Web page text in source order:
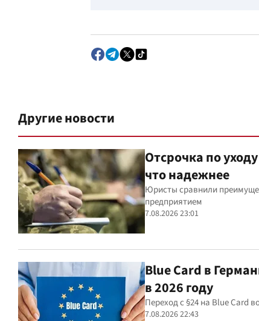
Другие новости
Отсрочка по
что надежнее
Юристы сравнили
предприятием
7.08.2026 23:01
Blue Card в
в 2026 году
Переход с §24 на Blue Card
7.08.2026 22:43